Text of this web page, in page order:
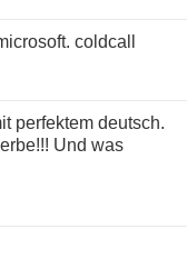
coldcall
Und was